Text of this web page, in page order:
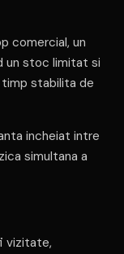
comercial, un
un stoc limitat si
stabilita de
incheiat intre
simultana a
vizitate,